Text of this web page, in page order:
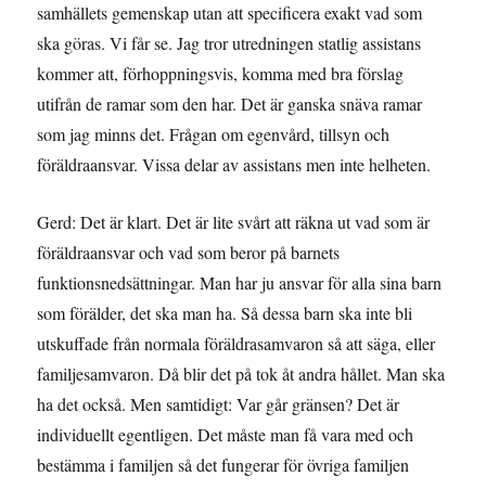
samhällets gemenskap utan att specificera exakt vad som
ska göras. Vi får se. Jag tror utredningen statlig assistans
kommer att, förhoppningsvis, komma med bra förslag
utifrån de ramar som den har. Det är ganska snäva ramar
som jag minns det. Frågan om egenvård, tillsyn och
föräldraansvar. Vissa delar av assistans men inte helheten.
Gerd: Det är klart. Det är lite svårt att räkna ut vad som är
föräldraansvar och vad som beror på barnets
funktionsnedsättningar. Man har ju ansvar för alla sina barn
som förälder, det ska man ha. Så dessa barn ska inte bli
utskuffade från normala föräldrasamvaron så att säga, eller
familjesamvaron. Då blir det på tok åt andra hållet. Man ska
ha det också. Men samtidigt: Var går gränsen? Det är
individuellt egentligen. Det måste man få vara med och
bestämma i familjen så det fungerar för övriga familjen